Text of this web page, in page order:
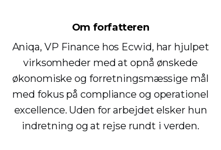
Om forfatteren
Aniqa, VP Finance hos Ecwid, har hjulpet
virksomheder med at opnå ønskede
økonomiske og forretningsmæssige mål
med fokus på compliance og operationel
excellence. Uden for arbejdet elsker hun
indretning og at rejse rundt i verden.